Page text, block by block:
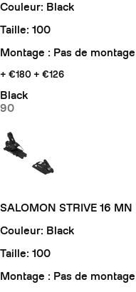
Couleur: Black
Taille: 100
Montage : Pas de montage
+ €180 + €126
Black
90
SALOMON STRIVE 16 MN
Couleur: Black
Taille: 100
Montage : Pas de montage